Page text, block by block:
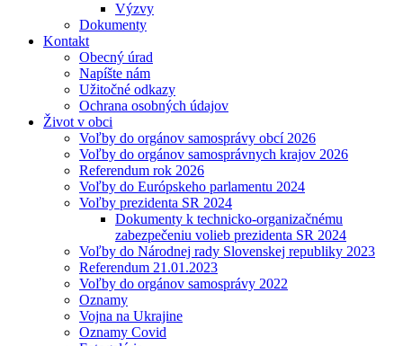
Výzvy
Dokumenty
Kontakt
Obecný úrad
Napíšte nám
Užitočné odkazy
Ochrana osobných údajov
Život v obci
Voľby do orgánov samosprávy obcí 2026
Voľby do orgánov samosprávnych krajov 2026
Referendum rok 2026
Voľby do Európskeho parlamentu 2024
Voľby prezidenta SR 2024
Dokumenty k technicko-organizačnému
zabezpečeniu volieb prezidenta SR 2024
Voľby do Národnej rady Slovenskej republiky 2023
Referendum 21.01.2023
Voľby do orgánov samosprávy 2022
Oznamy
Vojna na Ukrajine
Oznamy Covid